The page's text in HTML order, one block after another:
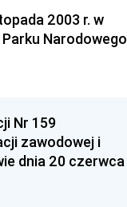
2003 r. w
Narodowego
Nr 159
zawodowej i
dnia 20 czerwca